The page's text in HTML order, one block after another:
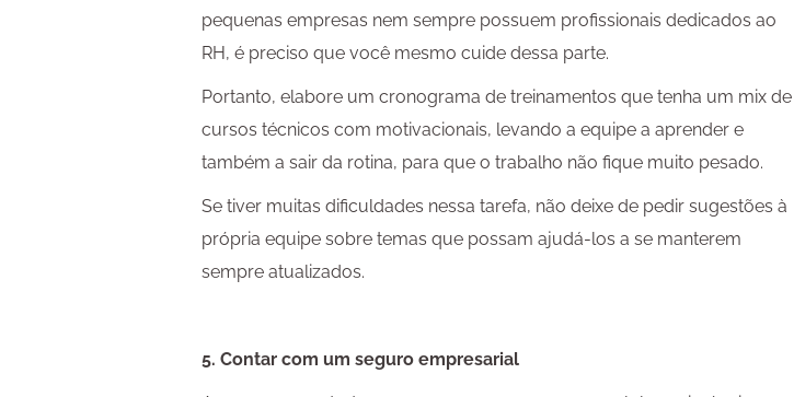
pequenas empresas nem sempre possuem profissionais dedicados ao
RH, é preciso que você mesmo cuide dessa parte.
Portanto, elabore um cronograma de treinamentos que tenha um mix de
cursos técnicos com motivacionais, levando a equipe a aprender e
também a sair da rotina, para que o trabalho não fique muito pesado.
Se tiver muitas dificuldades nessa tarefa, não deixe de pedir sugestões à
própria equipe sobre temas que possam ajudá-los a se manterem
sempre atualizados.
5. Contar com um seguro empresarial